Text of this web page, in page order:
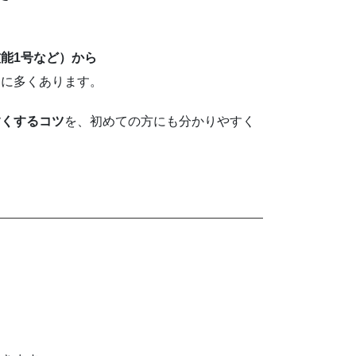
1号など）から
多くあります。
するコツを、初めての方にも分かりやすく